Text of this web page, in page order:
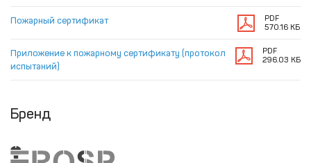
Пожарный сертификат
PDF
570.16 КБ
Приложение к пожарному сертификату (протокол
испытаний)
PDF
296.03 КБ
Бренд